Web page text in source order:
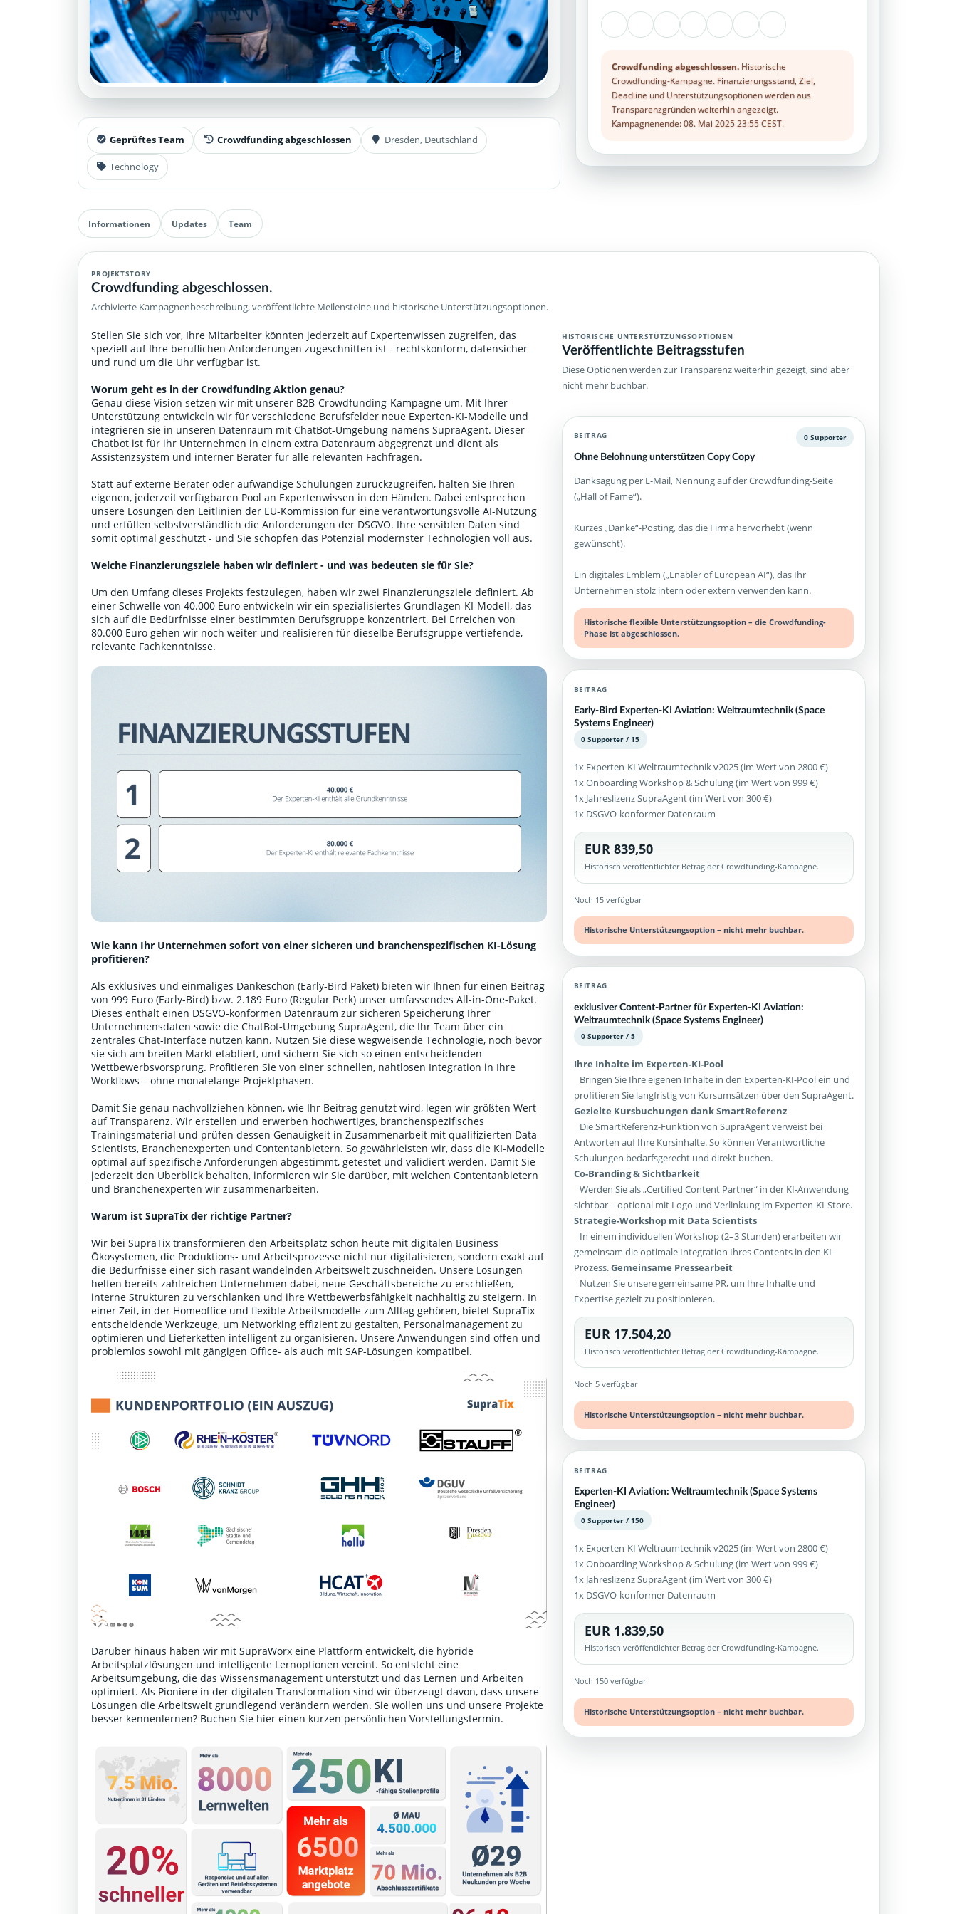
Geprüftes Team Crowdfunding abgeschlossen Dresden, Deutschland
Technology
Crowdfunding abgeschlossen.Historische
Crowdfunding-Kampagne. Finanzierungsstand, Ziel,
Deadline und Unterstützungsoptionen werden aus
Transparenzgründen weiterhin angezeigt.
Kampagnenende: 08. Mai 2025 23:55 CEST.
Informationen Updates Team
PROJEKTSTORY
Crowdfunding abgeschlossen.
Archivierte Kampagnenbeschreibung, veröffentlichte Meilensteine und historische Unterstützungsoptionen.
Stellen Sie sich vor, Ihre Mitarbeiter könnten jederzeit auf Expertenwissen zugreifen, das
speziell auf Ihre beruflichen Anforderungen zugeschnitten ist - rechtskonform, datensicher
und rund um die Uhr verfügbar ist.
Worum geht es in der Crowdfunding Aktion genau?
Genau diese Vision setzen wir mit unserer B2B-Crowdfunding-Kampagne um. Mit Ihrer
Unterstützung entwickeln wir für verschiedene Berufsfelder neue Experten-KI-Modelle und
integrieren sie in unseren Datenraum mit ChatBot-Umgebung namens SupraAgent. Dieser
Chatbot ist für ihr Unternehmen in einem extra Datenraum abgegrenzt und dient als
Assistenzsystem und interner Berater für alle relevanten Fachfragen.
Statt auf externe Berater oder aufwändige Schulungen zurückzugreifen, halten Sie Ihren
eigenen, jederzeit verfügbaren Pool an Expertenwissen in den Händen. Dabei entsprechen
unsere Lösungen den Leitlinien der EU-Kommission für eine verantwortungsvolle AI-Nutzung
und erfüllen selbstverständlich die Anforderungen der DSGVO. Ihre sensiblen Daten sind
somit optimal geschützt - und Sie schöpfen das Potenzial modernster Technologien voll aus.
Welche Finanzierungsziele haben wir definiert - und was bedeuten sie für Sie?
Um den Umfang dieses Projekts festzulegen, haben wir zwei Finanzierungsziele definiert. Ab
einer Schwelle von 40.000 Euro entwickeln wir ein spezialisiertes Grundlagen-KI-Modell, das
sich auf die Bedürfnisse einer bestimmten Berufsgruppe konzentriert. Bei Erreichen von
80.000 Euro gehen wir noch weiter und realisieren für dieselbe Berufsgruppe vertiefende,
relevante Fachkenntnisse.
Wie kann Ihr Unternehmen sofort von einer sicheren und branchenspezifischen KI-Lösung
profitieren?
Als exklusives und einmaliges Dankeschön (Early-Bird Paket) bieten wir Ihnen für einen Beitrag
von 999 Euro (Early-Bird) bzw. 2.189 Euro (Regular Perk) unser umfassendes All-in-One-Paket.
Dieses enthält einen DSGVO-konformen Datenraum zur sicheren Speicherung Ihrer
Unternehmensdaten sowie die ChatBot-Umgebung SupraAgent, die Ihr Team über ein
zentrales Chat-Interface nutzen kann. Nutzen Sie diese wegweisende Technologie, noch bevor
sie sich am breiten Markt etabliert, und sichern Sie sich so einen entscheidenden
Wettbewerbsvorsprung. Profitieren Sie von einer schnellen, nahtlosen Integration in Ihre
Workflows – ohne monatelange Projektphasen.
Damit Sie genau nachvollziehen können, wie Ihr Beitrag genutzt wird, legen wir größten Wert
auf Transparenz. Wir erstellen und erwerben hochwertiges, branchenspezifisches
Trainingsmaterial und prüfen dessen Genauigkeit in Zusammenarbeit mit qualifizierten Data
Scientists, Branchenexperten und Contentanbietern. So gewährleisten wir, dass die KI-Modelle
optimal auf spezifische Anforderungen abgestimmt, getestet und validiert werden. Damit Sie
jederzeit den Überblick behalten, informieren wir Sie darüber, mit welchen Contentanbietern
und Branchenexperten wir zusammenarbeiten.
Warum ist SupraTix der richtige Partner?
Wir bei SupraTix transformieren den Arbeitsplatz schon heute mit digitalen Business
Ökosystemen, die Produktions- und Arbeitsprozesse nicht nur digitalisieren, sondern exakt auf
die Bedürfnisse einer sich rasant wandelnden Arbeitswelt zuschneiden. Unsere Lösungen
helfen bereits zahlreichen Unternehmen dabei, neue Geschäftsbereiche zu erschließen,
interne Strukturen zu verschlanken und ihre Wettbewerbsfähigkeit nachhaltig zu steigern. In
einer Zeit, in der Homeoffice und flexible Arbeitsmodelle zum Alltag gehören, bietet SupraTix
entscheidende Werkzeuge, um Networking effizient zu gestalten, Personalmanagement zu
optimieren und Lieferketten intelligent zu organisieren. Unsere Anwendungen sind offen und
problemlos sowohl mit gängigen Office- als auch mit SAP-Lösungen kompatibel.
Darüber hinaus haben wir mit SupraWorx eine Plattform entwickelt, die hybride
Arbeitsplatzlösungen und intelligente Lernoptionen vereint. So entsteht eine
Arbeitsumgebung, die das Wissensmanagement unterstützt und das Lernen und Arbeiten
optimiert. Als Pioniere in der digitalen Transformation sind wir überzeugt davon, dass unsere
Lösungen die Arbeitswelt grundlegend verändern werden. Sie wollen uns und unsere Projekte
besser kennenlernen? Buchen Sie hier einen kurzen persönlichen Vorstellungstermin.
HISTORISCHE UNTERSTÜTZUNGSOPTIONEN
Veröffentlichte Beitragsstufen
Diese Optionen werden zur Transparenz weiterhin gezeigt, sind aber
nicht mehr buchbar.
BEITRAG
Ohne Belohnung unterstützen Copy Copy
0 Supporter
Danksagung per E-Mail, Nennung auf der Crowdfunding-Seite
(„Hall of Fame“).
Kurzes „Danke“-Posting, das die Firma hervorhebt (wenn
gewünscht).
Ein digitales Emblem („Enabler of European AI“), das Ihr
Unternehmen stolz intern oder extern verwenden kann.
Historische flexible Unterstützungsoption – die Crowdfunding-
Phase ist abgeschlossen.
BEITRAG
Early-Bird Experten-KI Aviation: Weltraumtechnik (Space
Systems Engineer)
0 Supporter / 15
1x Experten-KI Weltraumtechnik v2025 (im Wert von 2800 €)
1x Onboarding Workshop & Schulung (im Wert von 999 €)
1x Jahreslizenz SupraAgent (im Wert von 300 €)
1x DSGVO-konformer Datenraum
EUR 839,50
Historisch veröffentlichter Betrag der Crowdfunding-Kampagne.
Noch 15 verfügbar
Historische Unterstützungsoption – nicht mehr buchbar.
BEITRAG
exklusiver Content-Partner für Experten-KI Aviation:
Weltraumtechnik (Space Systems Engineer)
0 Supporter / 5
Ihre Inhalte im Experten-KI-Pool
Bringen Sie Ihre eigenen Inhalte in den Experten-KI-Pool ein und
profitieren Sie langfristig von Kursumsätzen über den SupraAgent.
Gezielte Kursbuchungen dank SmartReferenz
Die SmartReferenz-Funktion von SupraAgent verweist bei
Antworten auf Ihre Kursinhalte. So können Verantwortliche
Schulungen bedarfsgerecht und direkt buchen.
Co-Branding & Sichtbarkeit
Werden Sie als „Certified Content Partner“ in der KI-Anwendung
sichtbar – optional mit Logo und Verlinkung im Experten-KI-Store.
Strategie-Workshop mit Data Scientists
In einem individuellen Workshop (2–3 Stunden) erarbeiten wir
gemeinsam die optimale Integration Ihres Contents in den KI-
Prozess.Gemeinsame Pressearbeit
Nutzen Sie unsere gemeinsame PR, um Ihre Inhalte und
Expertise gezielt zu positionieren.
EUR 17.504,20
Historisch veröffentlichter Betrag der Crowdfunding-Kampagne.
Noch 5 verfügbar
Historische Unterstützungsoption – nicht mehr buchbar.
BEITRAG
Experten-KI Aviation: Weltraumtechnik (Space Systems
Engineer)
0 Supporter / 150
1x Experten-KI Weltraumtechnik v2025 (im Wert von 2800 €)
1x Onboarding Workshop & Schulung (im Wert von 999 €)
1x Jahreslizenz SupraAgent (im Wert von 300 €)
1x DSGVO-konformer Datenraum
EUR 1.839,50
Historisch veröffentlichter Betrag der Crowdfunding-Kampagne.
Noch 150 verfügbar
Historische Unterstützungsoption – nicht mehr buchbar.